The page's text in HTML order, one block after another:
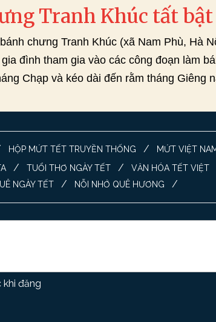
Tranh Khúc tất
chưng Tranh Khúc (xã Nam Phù, Hà
đình tham gia vào các công đoạn làm
Chạp và kéo dài đến rằm tháng Giêng
HỘP MỨT TẾT TRUYỀN THỐNG / MỨT VIỆT
/ TUỔI THƠ NGÀY TẾT / VĂN HÓA TẾT VIỆT
NGÀY TẾT / NỖI NHỚ QUÊ HƯƠNG /
đăng